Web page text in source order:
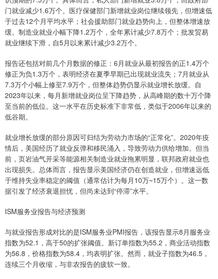
门就业减少1.6万个。医疗保健部门新增就业岗位继续领先，但增速低
于过去12个月平均水平；社会援助部门就业趋势向上，但整体增速放
缓。制造业就业小幅下降1.2万个，全年累计减少7.8万个；批发贸易
就业继续下滑，自5月以来累计减少3.2万个。
报告还包括对前几个月数据的修正：6月就业从最初报告的正1.4万个
修正为负1.3万个，表明经济在夏季早期已出现就业流失；7月就业从
7.3万个小幅上修至7.9万个，但整体趋势仍显示就业增长放缓。自
2023年以来，每月新增就业岗位呈下降趋势，从高峰期的数十万个降
至当前的低位。这一水平在历史标准下非常低，类似于2006年以来的
低谷期。
就业增长放缓的部分原因可归结为劳动力市场的“正常化”。2020年疫
情后，美国经历了就业反弹和移民涌入，导致劳动力供给增加。但当
前，页岩油气开采等能源相关制造业就业拖累明显，联邦政府就业也
出现损失。总体而言，报告显示美国经济仍在创造就业，但增速远低
于维持失业率稳定的阈值（通常估计为每月10万~15万个）。这一数
据引发了经济衰退担忧，但尚未达到“停滞”水平。
ISM服务业报告与经济预测
与就业报告形成对比的是ISM服务业PMI报告，该报告显示8月服务业
指数为52.1，高于50的扩张阈值。新订单指数为55.2，商业活动指数
为56.8，价格指数为58.4，均表明扩张。然而，就业子指数为46.5，
连续三个月收缩，与非农报告的疲软一致。